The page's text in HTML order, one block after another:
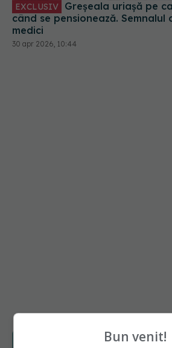
EXCLUSIV
când se pensionează.
medici
30 apr 2026, 10:44
Bun venit!